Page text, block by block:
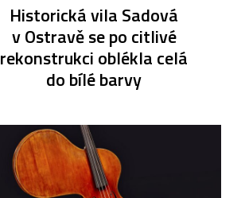
Historická vila Sadová
v Ostravě se po citlivé
rekonstrukci oblékla celá
do bílé barvy